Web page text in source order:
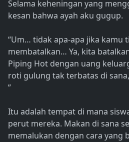
Selama keheningan yang
kesan bahwa ayah aku gugup.
“Um… tidak apa-apa jika kamu
membatalkan… Ya, kita
Piping Hot dengan uang
roti gulung tak terbatas di
”
Itu adalah tempat di mana
perut mereka. Makan di sana
memalukan dengan cara yang